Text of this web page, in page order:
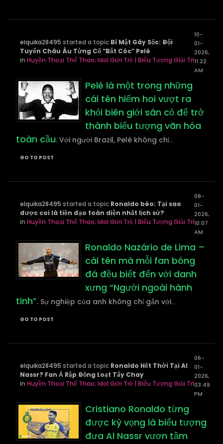
elquika28495 started a topic Bí Mật Gây Sốc: Đội
Tuyển Châu Âu Từng Cố “Bắt Cóc” Pelé
in Huyền Thoại Thể Thao; Idol Giới Trẻ | Biểu Tượng Giải Trí
10-
01-
2026,
11:22
AM
Pelé là một trong những
cái tên hiếm hoi vượt ra
khỏi biên giới sân cỏ để trở
thành biểu tượng văn hóa
toàn cầu. Với người Brazil, Pelé không chỉ...
GO TO POST
elquika28495 started a topic Ronaldo béo: Tại sao
được coi là tiền đạo toàn diện nhất lịch sử?
in Huyền Thoại Thể Thao; Idol Giới Trẻ | Biểu Tượng Giải Trí
08-
01-
2026,
10:07
AM
Ronaldo Nazário de Lima –
cái tên mà mỗi fan bóng
đá đều biết đến với danh
xưng “Người ngoài hành
tinh”. Sự nghiệp của anh không chỉ gắn với...
GO TO POST
elquika28495 started a topic Ronaldo Hết Thời Tại Al
Nassr? Fan Ả Rập Đồng Loạt Tẩy Chay
in Huyền Thoại Thể Thao; Idol Giới Trẻ | Biểu Tượng Giải Trí
06-
01-
2026,
03:49
PM
Cristiano Ronaldo từng
được kỳ vọng là biểu tượng
đưa Al Nassr vươn tầm